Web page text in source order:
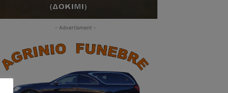
- Advertisment -